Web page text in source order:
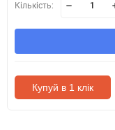
Кількість:
Купуй в 1 клік